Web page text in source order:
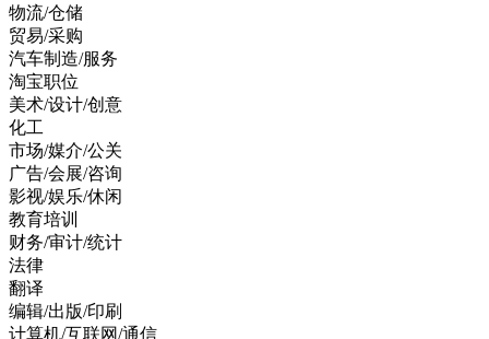
物流/仓储
贸易/采购
汽车制造/服务
淘宝职位
美术/设计/创意
化工
市场/媒介/公关
广告/会展/咨询
影视/娱乐/休闲
教育培训
财务/审计/统计
法律
翻译
编辑/出版/印刷
计算机/互联网/通信